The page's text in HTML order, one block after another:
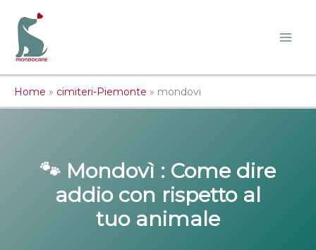
contenuto
Home » cimiteri-Piemonte » mondovi
🐾 Mondovì : Come dire
addio con rispetto al
tuo animale